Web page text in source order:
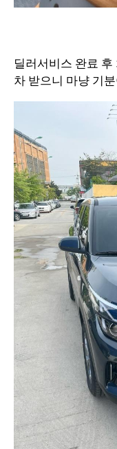
딜러서비스 완료 후
차 받으니 마냥 기